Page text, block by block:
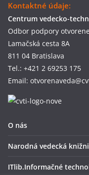
Kontaktné údaje:
Centrum vedecko-
Odbor podpory
Lamačská cesta 8A
811 04 Bratislava
Tel.: +421 2 69253 175
Email:
O nás
Narodná vedecká
ITlib.Informačné